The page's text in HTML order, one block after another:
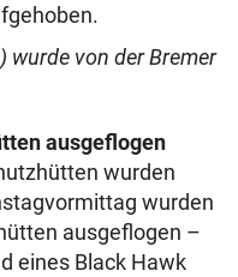
wurde von der Bremer
ausgeflogen
wurden
wurden
ausgeflogen –
eines Black Hawk